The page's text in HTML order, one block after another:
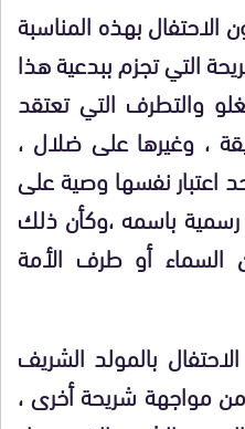
بهذه المناسبة
التي تجزم ببدعية هذا
والتطرف التي تعتقد
، وغيرها على ضلال ،
اعتبار نفسها وصية على
باسمه ،وكأن ذلك
أو طرف الأمة
بالمولد الشريف
مواجهة شريحة أخرى ،